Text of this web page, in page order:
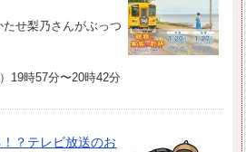
せ梨乃さんがぶっつ
19時57分〜20時42分
？テレビ放送のお